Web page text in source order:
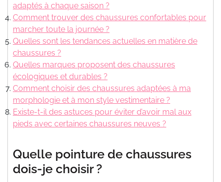
adaptés à chaque saison ?
Comment trouver des chaussures confortables pour
marcher toute la journée ?
Quelles sont les tendances actuelles en matière de
chaussures ?
Quelles marques proposent des chaussures
écologiques et durables ?
Comment choisir des chaussures adaptées à ma
morphologie et à mon style vestimentaire ?
Existe-t-il des astuces pour éviter d’avoir mal aux
pieds avec certaines chaussures neuves ?
Quelle pointure de chaussures
dois-je choisir ?